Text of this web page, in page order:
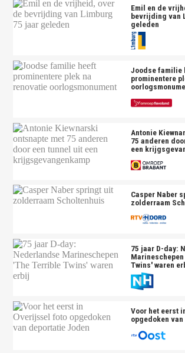
Emil en de
bevrijding van
geleden
Joodse familie
prominentere
Antonie
75 anderen
een
Casper Naber
zolderraam
75 jaar D-day:
Twins' waren
Voor het eerst
opgedoken
Foto © De laatste getuige, Wim Aloserij op